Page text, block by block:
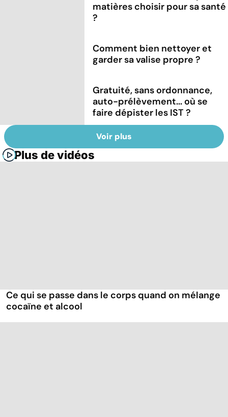
matières choisir pour sa santé
?
Comment bien nettoyer et
garder sa valise propre ?
Gratuité, sans ordonnance,
auto-prélèvement... où se
faire dépister les IST ?
Voir plus
Plus de vidéos
Ce qui se passe dans le corps quand on mélange
cocaïne et alcool